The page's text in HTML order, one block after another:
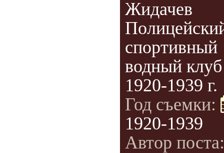
Жидачев
спортивный
водный клуб
1920-1939 г.
Год съемки:
1920-1939
Автор